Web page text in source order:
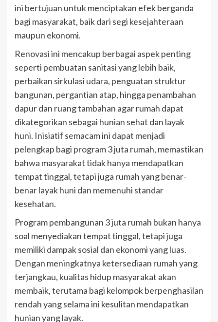
ini bertujuan untuk menciptakan efek berganda
bagi masyarakat, baik dari segi kesejahteraan
maupun ekonomi.
Renovasi ini mencakup berbagai aspek penting
seperti pembuatan sanitasi yang lebih baik,
perbaikan sirkulasi udara, penguatan struktur
bangunan, pergantian atap, hingga penambahan
dapur dan ruang tambahan agar rumah dapat
dikategorikan sebagai hunian sehat dan layak
huni. Inisiatif semacam ini dapat menjadi
pelengkap bagi program 3 juta rumah, memastikan
bahwa masyarakat tidak hanya mendapatkan
tempat tinggal, tetapi juga rumah yang benar-
benar layak huni dan memenuhi standar
kesehatan.
Program pembangunan 3 juta rumah bukan hanya
soal menyediakan tempat tinggal, tetapi juga
memiliki dampak sosial dan ekonomi yang luas.
Dengan meningkatnya ketersediaan rumah yang
terjangkau, kualitas hidup masyarakat akan
membaik, terutama bagi kelompok berpenghasilan
rendah yang selama ini kesulitan mendapatkan
hunian yang layak.